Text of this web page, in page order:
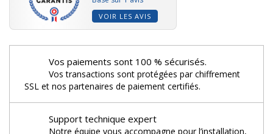
VOIR LES AVIS
Vos paiements sont 100 % sécurisés.
Vos transactions sont protégées par chiffrement
SSL et nos partenaires de paiement certifiés.
Support technique expert
Notre équipe vous accompagne pour l’installation,